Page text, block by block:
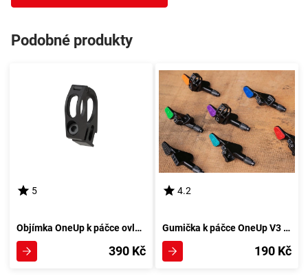
Podobné produkty
5
Objímka OneUp k páčce ovládání sedlovky
390 Kč
4.2
Gumička k páčce OneUp V3 Červená Kombinace
190 Kč